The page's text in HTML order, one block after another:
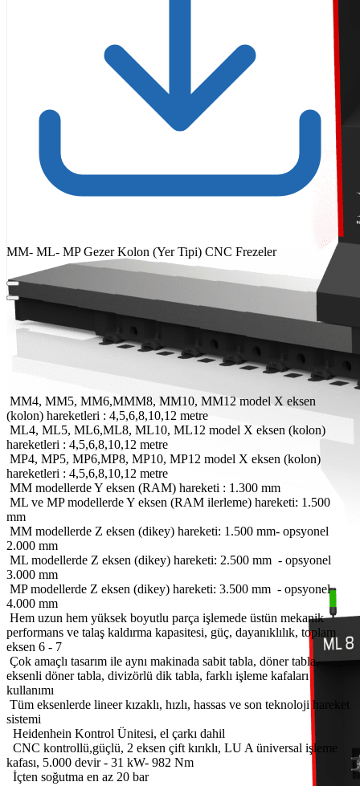
MM- ML- MP Gezer Kolon (Yer Tipi) CNC Frezeler
MM4, MM5, MM6,MMM8, MM10, MM12 model X eksen
(kolon) hareketleri : 4,5,6,8,10,12 metre
ML4, ML5, ML6,ML8, ML10, ML12 model X eksen (kolon)
hareketleri : 4,5,6,8,10,12 metre
MP4, MP5, MP6,MP8, MP10, MP12 model X eksen (kolon)
hareketleri : 4,5,6,8,10,12 metre
MM modellerde Y eksen (RAM) hareketi : 1.300 mm
ML ve MP modellerde Y eksen (RAM ilerleme) hareketi: 1.500
mm
MM modellerde Z eksen (dikey) hareketi: 1.500 mm- opsyonel
2.000 mm
ML modellerde Z eksen (dikey) hareketi: 2.500 mm - opsyonel
3.000 mm
MP modellerde Z eksen (dikey) hareketi: 3.500 mm - opsyonel
4.000 mm
Hem uzun hem yüksek boyutlu parça işlemede üstün mekanik
performans ve talaş kaldırma kapasitesi, güç, dayanıklılık, toplam
eksen 6 - 7
Çok amaçlı tasarım ile aynı makinada sabit tabla, döner tabla,
eksenli döner tabla, divizörlü dik tabla, farklı işleme kafaları
kullanımı
Tüm eksenlerde lineer kızaklı, hızlı, hassas ve son teknoloji hareket
sistemi
Heidenhein Kontrol Ünitesi, el çarkı dahil
CNC kontrollü,güçlü, 2 eksen çift kırıklı, LU A üniversal işleme
kafası, 5.000 devir - 31 kW- 982 Nm
İçten soğutma en az 20 bar